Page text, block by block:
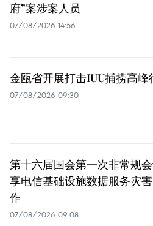
府”案涉案人员
07/08/2026 14:56
金瓯省开展打击IUU捕捞高峰
07/08/2026 09:30
第十六届国会第一次非常规
享电信基础设施数据服务灾
作
07/08/2026 09:08